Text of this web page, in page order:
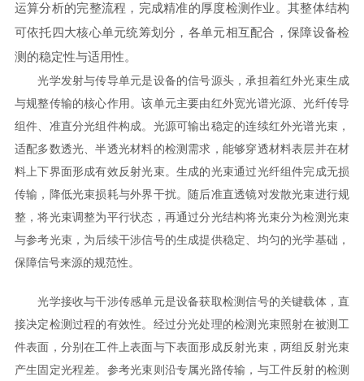
运算分析的完整流程，完成精准的厚度检测作业。其整体结构
可依托四大核心单元统筹划分，各单元相互配合，保障设备检
测的稳定性与适用性。
光学发射与传导单元是设备的信号源头，承担着红外光束生成
与规整传输的核心作用。该单元主要由红外宽光谱光源、光纤传导
组件、准直分光组件构成。光源可输出稳定的连续红外光谱光束，
适配多数透光、半透光材料的检测需求，能够穿透材料表层并在材
料上下界面形成有效反射光束。生成的光束通过光纤组件完成无损
传输，降低光束损耗与外界干扰。随后准直透镜对发散光束进行规
整，将光束调整为平行状态，再通过分光结构将光束分为检测光束
与参考光束，为后续干涉信号的生成提供稳定、均匀的光学基础，
保障信号来源的规范性。
光学接收与干涉传感单元是设备获取检测信号的关键载体，直
接决定检测过程的有效性。经过分光处理的检测光束照射在被测工
件表面，分别在工件上表面与下表面形成反射光束，两组反射光束
产生固定光程差。参考光束则沿专属光路传输，与工件反射的检测